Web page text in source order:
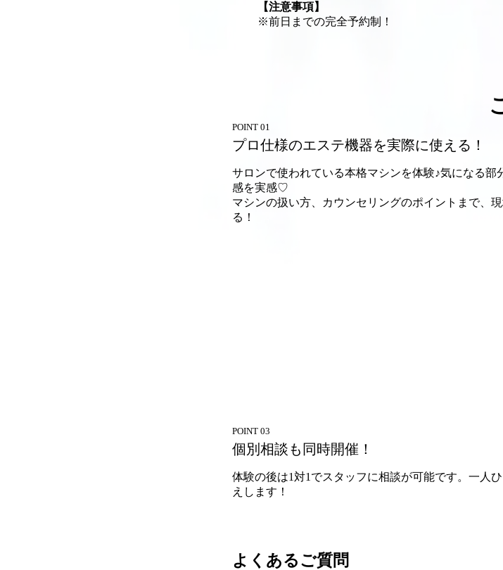
【注意事項】
※前日までの完全予約制！
POINT 01
プロ仕様のエステ機器を実際に使える！
サロンで使われている本格マシンを体験♪気になる部
感を実感♡
マシンの扱い方、カウンセリングのポイントまで、
る！
POINT 03
個別相談も同時開催！
体験の後は1対1でスタッフに相談が可能です。一人
えします！
よくあるご質問